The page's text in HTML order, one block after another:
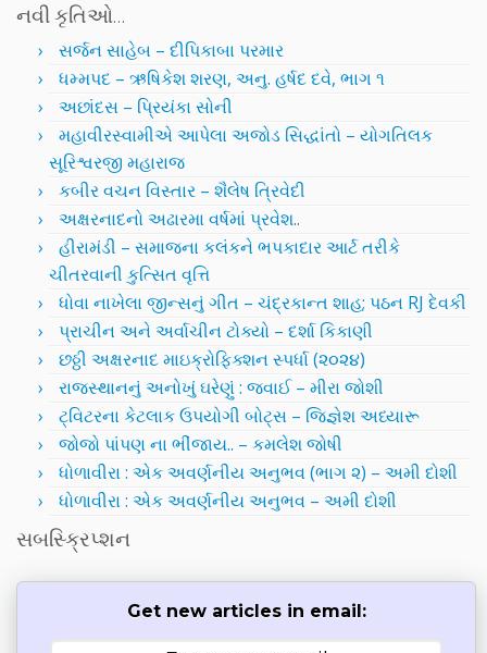
નવી કૃતિઓ…
સર્જન સાહેબ – દીપિકાબા પરમાર
ધમ્મપદ – ઋષિકેશ શરણ, અનુ. હર્ષદ દવે, ભાગ ૧
અછાંદસ – પ્રિયંકા સોની
મહાવીરસ્વામીએ આપેલા અજોડ સિદ્ધાંતો – યોગતિલક
સૂરિશ્વરજી મહારાજ
કબીર વચન વિસ્તાર – શૈલેષ ત્રિવેદી
અક્ષરનાદનો અઢારમા વર્ષમાં પ્રવેશ..
હીરામંડી – સમાજના કલંકને ભપકાદાર આર્ટ તરીકે
ચીતરવાની કુત્સિત વૃત્તિ
ધોવા નાખેલા જીન્સનું ગીત – ચંદ્રકાન્ત શાહ; પઠન RJ દેવકી
પ્રાચીન અને અર્વાચીન ટોક્યો – દર્શા કિકાણી
છઠ્ઠી અક્ષરનાદ માઇક્રોફિક્શન સ્પર્ધા (૨૦૨૪)
રાજસ્થાનનું અનોખું ઘરેણું : જવાઈ – મીરા જોશી
ટ્વિટરના કેટલાક ઉપયોગી બોટ્સ – જિજ્ઞેશ અધ્યારૂ
જોજો પાંપણ ના ભીંજાય.. – કમલેશ જોષી
ધોળાવીરા : એક અવર્ણનીય અનુભવ (ભાગ ૨) – અમી દોશી
ધોળાવીરા : એક અવર્ણનીય અનુભવ – અમી દોશી
સબસ્ક્રિપ્શન
Get new articles in email: